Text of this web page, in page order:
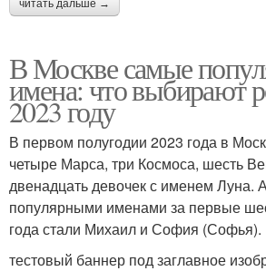
читать дальше →
В Москве самые
имена: что выбирают
2023 году
В первом полугодии 2023 года в
четыре Марса, три Космоса, шесть
двенадцать девочек с именем Луна.
популярными именами за первые
года стали Михаил и София (Софья).
тестовый баннер под заглавное